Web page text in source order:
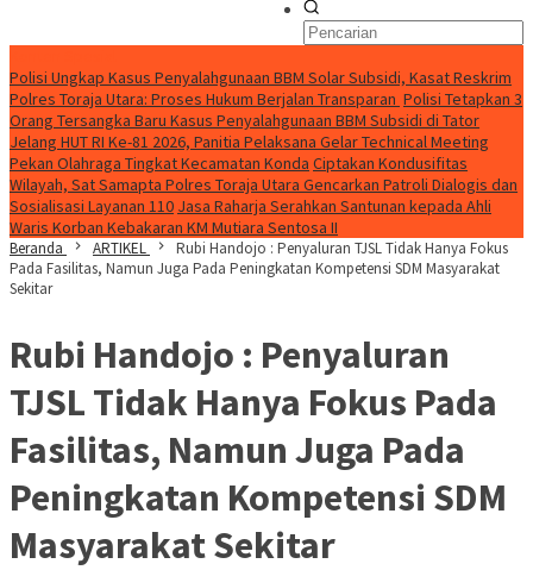
Polisi Ungkap Kasus Penyalahgunaan BBM Solar Subsidi, Kasat Reskrim
Polres Toraja Utara: Proses Hukum Berjalan Transparan Polisi Tetapkan 3
Orang Tersangka Baru Kasus Penyalahgunaan BBM Subsidi di Tator
Jelang HUT RI Ke-81 2026, Panitia Pelaksana Gelar Technical Meeting
Pekan Olahraga Tingkat Kecamatan Konda Ciptakan Kondusifitas
Wilayah, Sat Samapta Polres Toraja Utara Gencarkan Patroli Dialogis dan
Sosialisasi Layanan 110 Jasa Raharja Serahkan Santunan kepada Ahli
Waris Korban Kebakaran KM Mutiara Sentosa II
Beranda ARTIKEL
Rubi Handojo : Penyaluran TJSL Tidak Hanya Fokus
Pada Fasilitas, Namun Juga Pada Peningkatan Kompetensi SDM Masyarakat
Sekitar
Rubi Handojo : Penyaluran
TJSL Tidak Hanya Fokus Pada
Fasilitas, Namun Juga Pada
Peningkatan Kompetensi SDM
Masyarakat Sekitar